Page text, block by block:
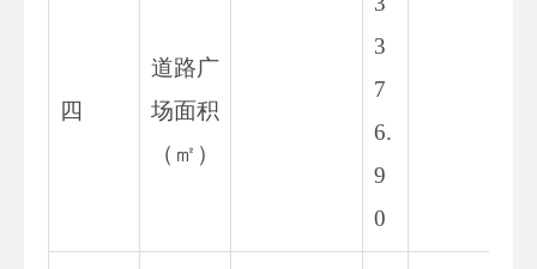
四
道路广
场面积
（㎡）
3
7
6.
9
0